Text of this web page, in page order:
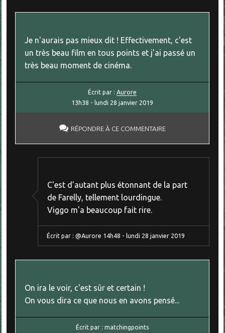
Je n'aurais pas mieux dit ! Effectivement, c'est
un très beau film en tous points et j'ai passé un
très beau moment de cinéma.
Écrit par :Aurore
13h38 - lundi 28 janvier 2019
RÉPONDRE À CE COMMENTAIRE
C'est d'autant plus étonnant de la part
de Farelly, tellement lourdingue.
Viggo m'a beaucoup fait rire.
Écrit par :@Aurore 14h48 - lundi 28 janvier 2019
On ira le voir, c'est sûr et certain !
On vous dira ce que nous en avons pensé...
Écrit par : matchingpoints